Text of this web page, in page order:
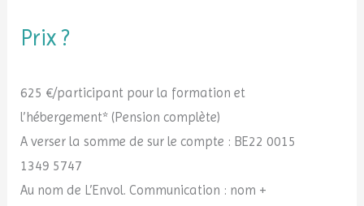
Prix ?
625 €/participant pour la formation et
l’hébergement* (Pension complète)
A verser la somme de sur le compte : BE22 0015
1349 5747
Au nom de L’Envol. Communication : nom +